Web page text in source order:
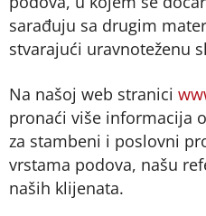
sarađuju sa drugim
stvarajući uravnoteženu
Na našoj web stranici
pronaći više informacija
za stambeni i poslovni
vrstama podova, našu
naših klijenata.